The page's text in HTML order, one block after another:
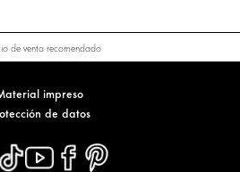
de venta recomendado
impreso
de datos